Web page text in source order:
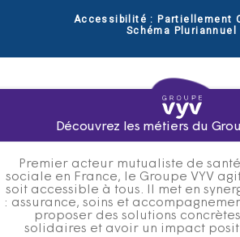
Accessibilité : Partiellement
Schéma Pluriannuel
Découvrez les métiers du
Premier acteur mutualiste de
sociale en France, le Groupe VYV
soit accessible à tous. Il met en
: assurance, soins et
proposer des solutions
solidaires et avoir un impact